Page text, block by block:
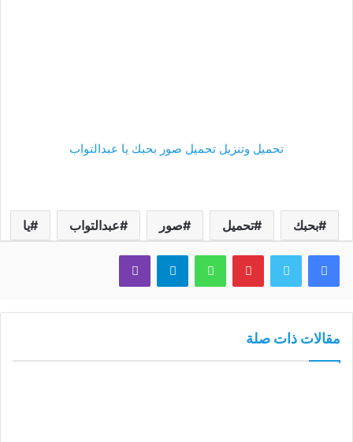
تحميل وتنزيل تحميل صور بحبك يا عبدالتواب
بحبك تحميل صور عبدالتواب يا
فيسبوك تويتر بينتيريستواتساب تيلقرام ڤايبر
مقالات ذات صلة